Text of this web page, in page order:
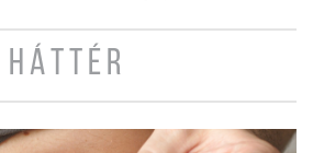
HÁTTÉR